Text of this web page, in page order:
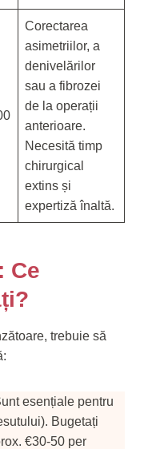
Corectarea
asimetriilor, a
denivelărilor
sau a fibrozei
de la operații
anterioare.
Necesită timp
chirurgical
extins și
expertiză înaltă.
Ce
trebuie să
esențiale pentru
Bugetați
€30-50 per